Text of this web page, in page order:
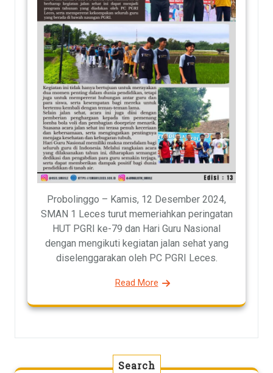
Probolinggo – Kamis, 12 Desember 2024,
SMAN 1 Leces turut memeriahkan peringatan
HUT PGRI ke-79 dan Hari Guru Nasional
dengan mengikuti kegiatan jalan sehat yang
diselenggarakan oleh PC PGRI Leces.
Read More
Search